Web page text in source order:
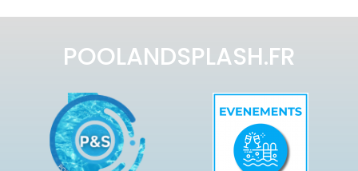
POOLANDSPLASH.FR